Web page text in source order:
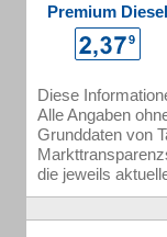
Premium Diesel
Diese
Alle Angaben
Grunddaten von
die jeweils